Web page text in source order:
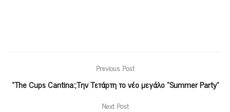
Previous Post
“The Cups Cantina:;Την Τετάρτη το νέο μεγάλο “Summer Party”
Next Post